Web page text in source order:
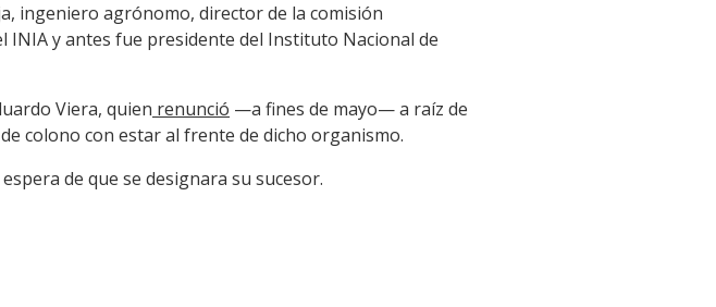
ingeniero agrónomo, director de la comisión
y antes fue presidente del Instituto Nacional de
Viera, quien renunció —a fines de mayo— a raíz de
colono con estar al frente de dicho organismo.
de que se designara su sucesor.